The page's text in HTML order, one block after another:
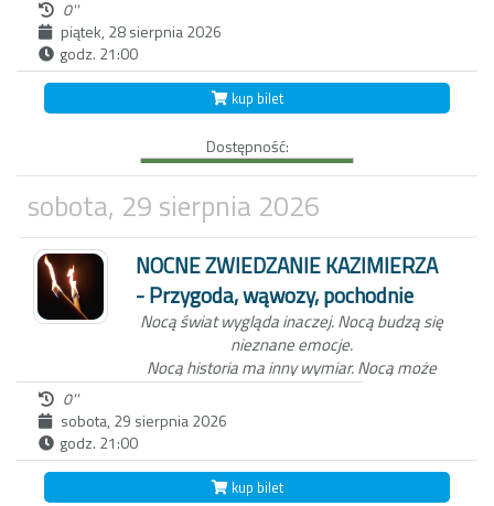
Niezwykła nocna wycieczka po Kazimierzu
Dolnym to nie tylko spacer z przewodnikiem
po Miasteczku. W ten wieczór, zabierzemy
Kazimierza oraz wejdziemy z Tobą do
Wąwozu z korzeniami, wyłącznie przy
blasku pochodni.Czekamy na Ciebie o
zmierzchu, koło studni na kazimierskim
Rynku.
0''
piątek, 28 sierpnia 2026
godz. 21:00
kup bilet
Dostępność:
sobota, 29 sierpnia 2026
NOCNE ZWIEDZANIE KAZIMIERZA
- Przygoda, wąwozy, pochodnie
Nocą świat wygląda inaczej.Nocą budzą się
nieznane emocje.
Nocą historia ma inny wymiar.Nocą może
zdarzyć się wszystko...
Niezwykła nocna wycieczka po Kazimierzu
Dolnym to nie tylko spacer z przewodnikiem
po Miasteczku. W ten wieczór, zabierzemy
0''
sobota, 29 sierpnia 2026
godz. 21:00
kup bilet